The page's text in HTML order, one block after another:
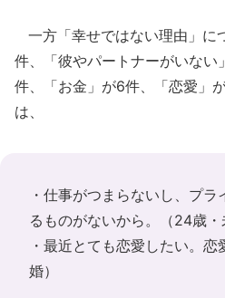
一方「幸せではない理由」に
件、「彼やパートナーがいない
件、「お金」が6件、「恋愛」
は、
・仕事がつまらないし、プ
るものがないから。（24歳・
・最近とても恋愛したい。
婚）